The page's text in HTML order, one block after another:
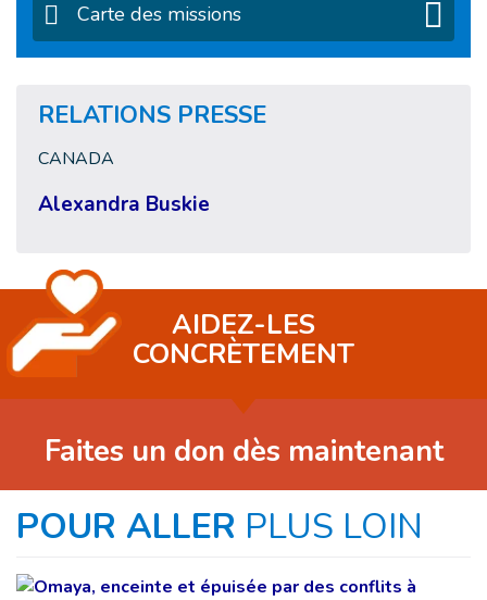
Carte des missions
RELATIONS PRESSE
CANADA
Alexandra Buskie
AIDEZ-LES
CONCRÈTEMENT
Faites un don dès maintenant
POUR ALLER PLUS LOIN